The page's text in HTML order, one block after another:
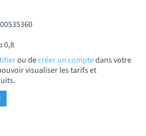
0,8
ou decréer un comptedans votre
visualiser les tarifs et